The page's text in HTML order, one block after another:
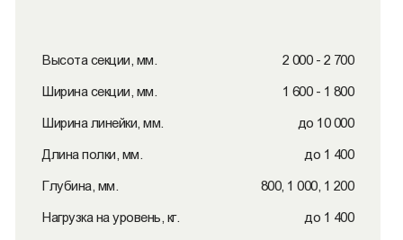
Высота секции, мм. 2 000 - 2 700
Ширина секции, мм. 1 600 - 1 800
Ширина линейки, мм. до 10 000
Длина полки, мм. до 1 400
Глубина, мм. 800, 1 000, 1 200
Нагрузка на уровень, кг. до 1 400